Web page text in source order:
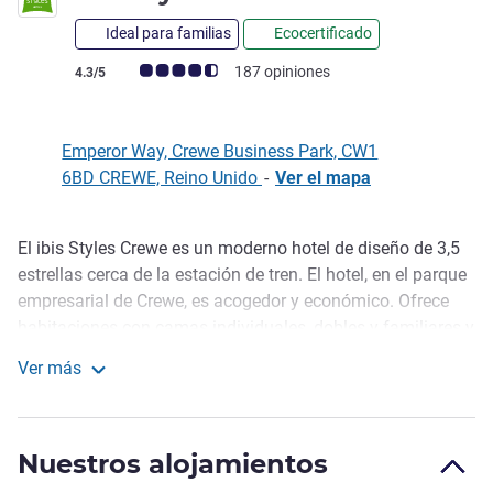
Ideal para familias Ecocertificado
Nota de clientes de Avis (Clasificación de ALL)
4.3/5 187 opiniones
Emperor Way, Crewe Business Park, CW1
6BD CREWE, Reino Unido - Ver el mapa
Descripción
El ibis Styles Crewe es un moderno hotel de diseño de 3,5
estrellas cerca de la estación de tren. El hotel, en el parque
empresarial de Crewe, es acogedor y económico. Ofrece
hotel admite mascotas y es ideal para explorar Cheshire
salas de reuniones para 80 personas.
Ver más
Nuestros alojamientos